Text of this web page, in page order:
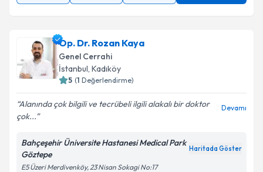
Op. Dr. Rozan Kaya
Genel Cerrahi
İstanbul, Kadıköy
5 (1 Değerlendirme)
Alanında çok bilgili ve tecrübeli ilgili alakalı bir doktor
çok...
Devamı
Bahçeşehir Üniversite Hastanesi Medical Park
Göztepe
Haritada Göster
E5 Üzeri Merdivenköy, 23 Nisan Sokagi No:17